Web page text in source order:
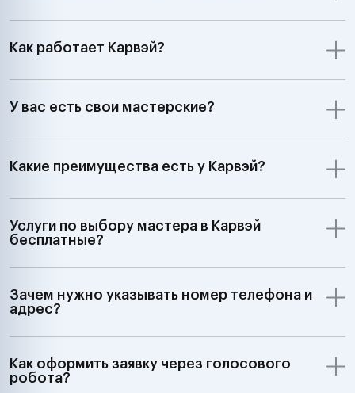
Как работает Карвэй?
У вас есть свои мастерские?
Какие преимущества есть у Карвэй?
Услуги по выбору мастера в Карвэй
бесплатные?
Зачем нужно указывать номер телефона и
адрес?
Как оформить заявку через голосового
робота?